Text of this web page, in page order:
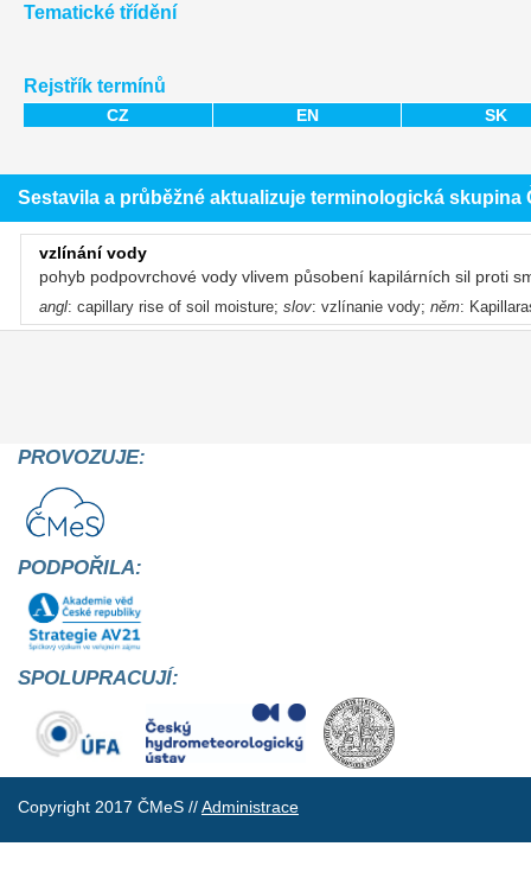
Tematické třídění
Rejstřík termínů
CZ EN SK
Sestavila a průběžné aktualizuje terminologická
vzlínání vody
pohyb podpovrchové vody vlivem působení kapilárních sil proti
angl: capillary rise of soil moisture; slov: vzlínanie vody; něm:
PROVOZUJE:
PODPOŘILA:
SPOLUPRACUJÍ:
Copyright 2017 ČMeS //Administrace